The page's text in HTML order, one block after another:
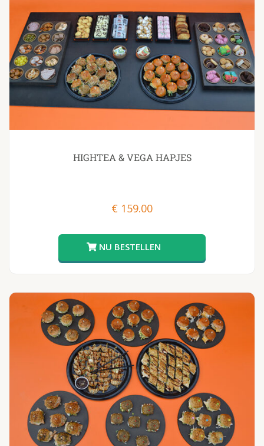
HIGHTEA & VEGA HAPJES
€ 159.00